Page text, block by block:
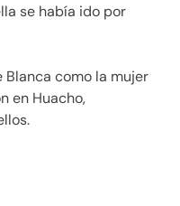
se había ido por
Blanca como la mujer
en Huacho,